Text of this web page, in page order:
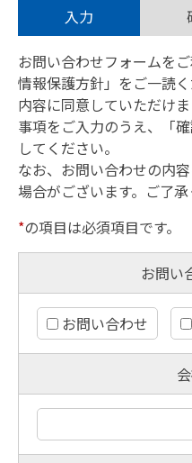
入力
お問い合わせフォームを
情報保護方針」をご一読く
内容に同意していただけ
事項をご入力のうえ、「
してください。
なお、お問い合わせの内
場合がございます。ご了承
*の項目は必須項目です。
お問い
お問い合わせ